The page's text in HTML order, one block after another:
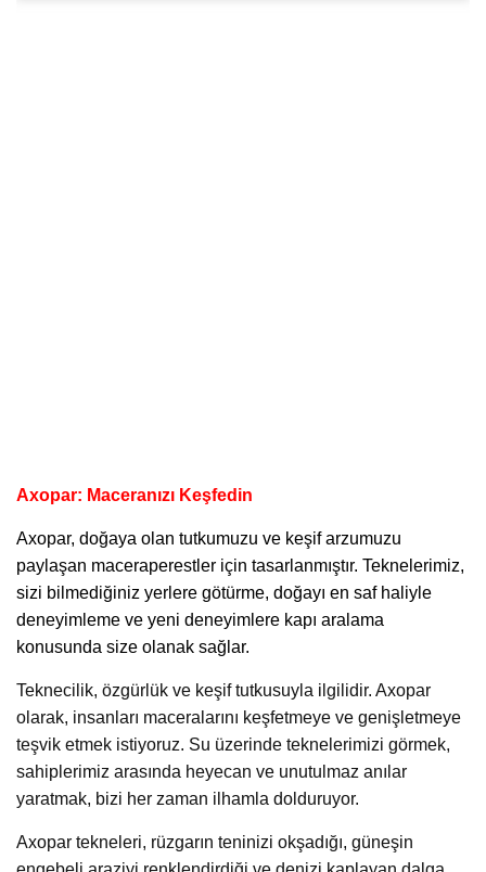
Axopar: Maceranızı Keşfedin
Axopar, doğaya olan tutkumuzu ve keşif arzumuzu
paylaşan maceraperestler için tasarlanmıştır. Teknelerimiz,
sizi bilmediğiniz yerlere götürme, doğayı en saf haliyle
deneyimleme ve yeni deneyimlere kapı aralama
konusunda size olanak sağlar.
Teknecilik, özgürlük ve keşif tutkusuyla ilgilidir. Axopar
olarak, insanları maceralarını keşfetmeye ve genişletmeye
teşvik etmek istiyoruz. Su üzerinde teknelerimizi görmek,
sahiplerimiz arasında heyecan ve unutulmaz anılar
yaratmak, bizi her zaman ilhamla dolduruyor.
Axopar tekneleri, rüzgarın teninizi okşadığı, güneşin